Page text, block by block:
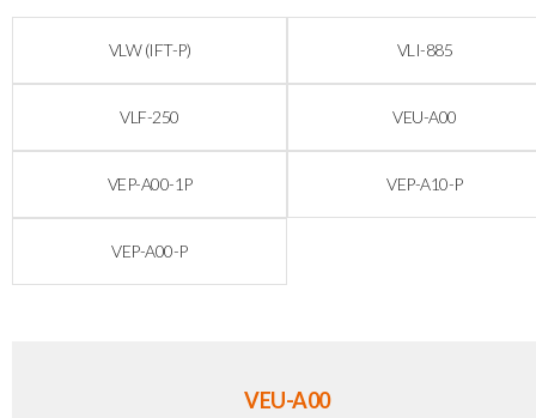
VLW (IFT-P) VLI-885
VLF-250 VEU-A00
VEP-A00-1P VEP-A10-P
VEP-A00-P
VEU-A00